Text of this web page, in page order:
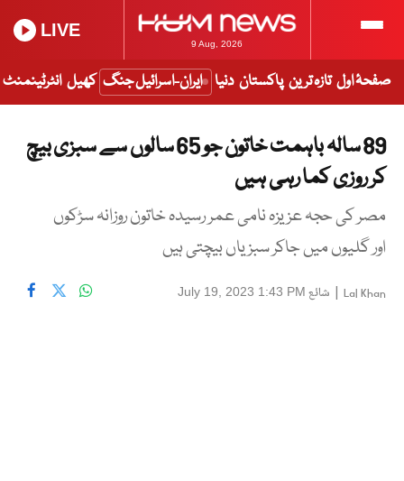
9 Aug, 2026
LIVE
صفحۂ اول تازہ ترین پاکستان دنیا ایران-اسرائیل جنگ کھیل انٹرٹینمنٹ
89 سالہ باہمت خاتون جو 65 سالوں سے سبزی بیچ
کر روزی کما رہی ہیں
مصر کی حجہ عزیزہ نامی عمر رسیدہ خاتون روزانہ سڑکوں
اور گلیوں میں جاکر سبزیاں بیچتی ہیں
Lal Khan
| شائع July 19, 2023 1:43 PM